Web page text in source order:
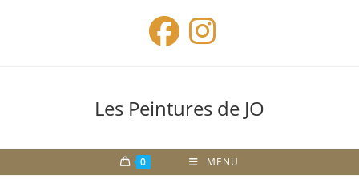
Les Peintures de JO
0 MENU